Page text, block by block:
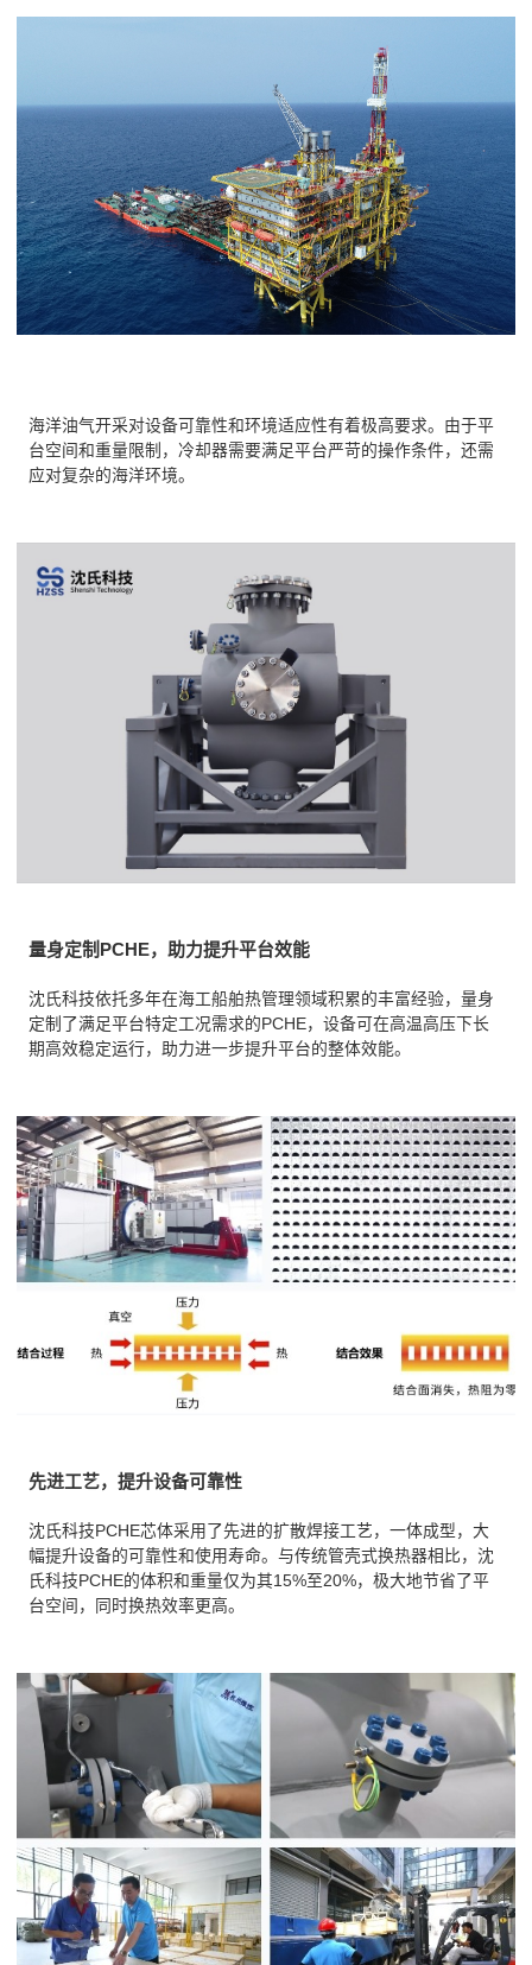
海洋油气开采对设备可靠性和环境适应性有着极高要求。由于平
台空间和重量限制，冷却器需要满足平台严苛的操作条件，还需
应对复杂的海洋环境。
量身定制PCHE，助力提升平台效能
沈氏科技依托多年在海工船舶热管理领域积累的丰富经验，量身
定制了满足平台特定工况需求的PCHE，设备可在高温高压下长
期高效稳定运行，助力进一步提升平台的整体效能。
先进工艺，提升设备可靠性
沈氏科技PCHE芯体采用了先进的扩散焊接工艺，一体成型，大
幅提升设备的可靠性和使用寿命。与传统管壳式换热器相比，沈
氏科技PCHE的体积和重量仅为其15%至20%，极大地节省了平
台空间，同时换热效率更高。